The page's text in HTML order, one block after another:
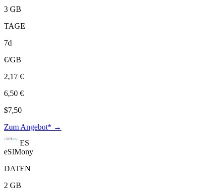
3 GB
TAGE
7d
€/GB
2,17 €
6,50 €
$7,50
Zum Angebot* →
ES
eSIMony
DATEN
2 GB